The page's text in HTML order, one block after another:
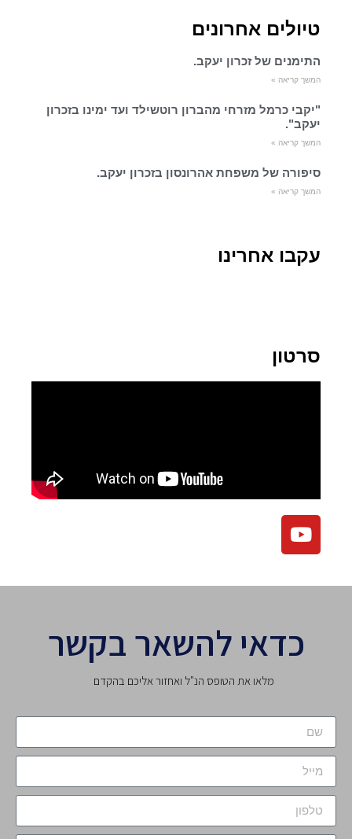
טיולים אחרונים
התימנים של זכרון יעקב.
המשך קריאה »
"יקבי כרמל מזרחי מהברון רוטשילד ועד ימינו בזכרון
יעקב".
המשך קריאה »
סיפורה של משפחת אהרונסון בזכרון יעקב.
המשך קריאה »
עקבו אחרינו
סרטון
כדאי להשאר בקשר
מלאו את הטופס הנ"ל ואחזור אליכם בהקדם